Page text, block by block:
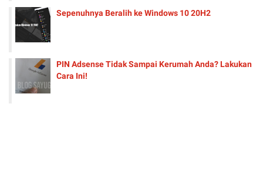
Sepenuhnya Beralih ke Windows 10 20H2
PIN Adsense Tidak Sampai Kerumah Anda? Lakukan
Cara Ini!